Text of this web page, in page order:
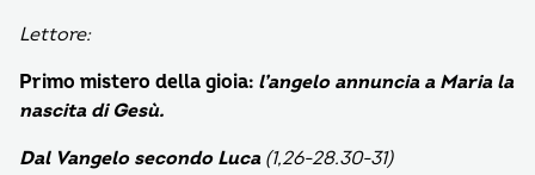
Lettore:
Primo mistero della gioia: l’angelo annuncia a Maria la
nascita di Gesù.
Dal Vangelo secondo Luca(1,26-28.30-31)